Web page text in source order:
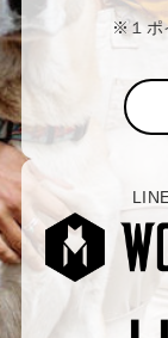
※１ポ